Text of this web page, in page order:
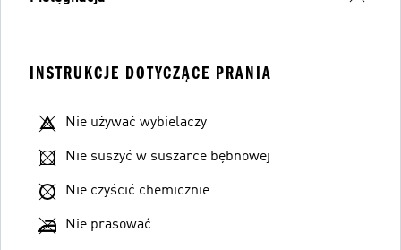
INSTRUKCJE DOTYCZĄCE PRANIA
Nie używać wybielaczy
Nie suszyć w suszarce bębnowej
Nie czyścić chemicznie
Nie prasować